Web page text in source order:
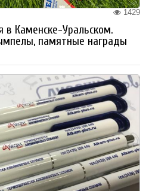
1429
в Каменске-Уральском.
памятные награды